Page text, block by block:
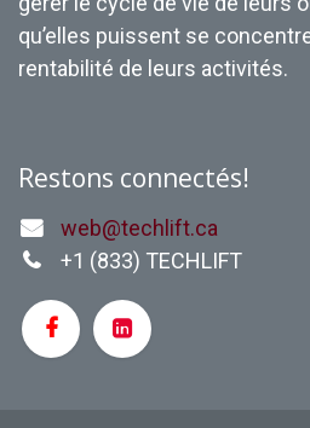
qu’elles puissent se
rentabilité de leurs activités.
Restons connectés!
web@techlift.ca
+1 (833) TECHLIFT